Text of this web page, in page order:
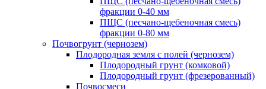
фракции 0-40 мм
ПЩС (песчано-щебеночная смесь)
фракции 0-80 мм
Почвогрунт (чернозем)
Плодородная земля с полей (чернозем)
Плодородный грунт (комковой)
Плодородный грунт (фрезерованный)
Почвосмеси